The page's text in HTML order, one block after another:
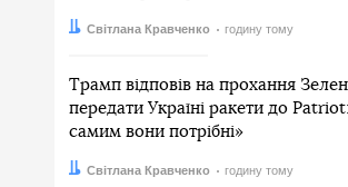
Автор:
Світлана Кравченко
Дата: годину тому
Трамп відповів на прохання
передати Україні ракети до
самим вони потрібні»
Автор:
Світлана Кравченко
Дата: годину тому